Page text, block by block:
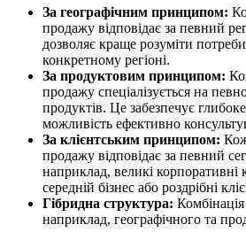
За географічним принципом:
продажу відповідає за певний
дозволяє краще розуміти потреби
конкретному регіоні.
За продуктовим принципом:
продажу спеціалізується на
продуктів. Це забезпечує
можливість ефективно
За клієнтським принципом:
продажу відповідає за певний
наприклад, великі корпоративні
середній бізнес або роздрібні
Гібридна структура:
наприклад, географічного та